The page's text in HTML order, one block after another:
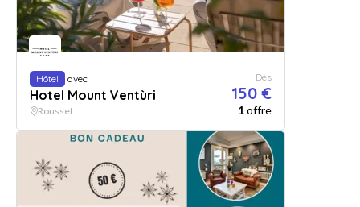
Hôtel avec
Hotel Mount Ventùri
Dès
150 €
Rousset 1offre